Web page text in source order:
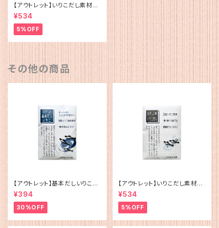
【アウトレット】いりこだし素材10
0%(15g×4)
¥534
5%OFF
その他の商品
【アウトレット】基本だしいりこ（5
g×12）
¥394
30%OFF
【アウトレット】いりこだし素材10
0%(15g×4)
¥534
5%OFF